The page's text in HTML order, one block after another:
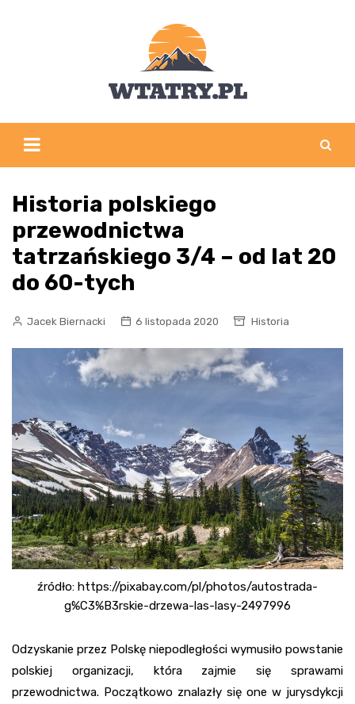
Historia polskiego
przewodnictwa
tatrzańskiego 3/4 – od lat 20
do 60-tych
Jacek Biernacki 6 listopada 2020 Historia
źródło: https://pixabay.com/pl/photos/autostrada-
g%C3%B3rskie-drzewa-las-lasy-2497996
Odzyskanie przez Polskę niepodległości wymusiło powstanie
polskiej organizacji, która zajmie się sprawami
przewodnictwa. Początkowo znalazły się one w jurysdykcji